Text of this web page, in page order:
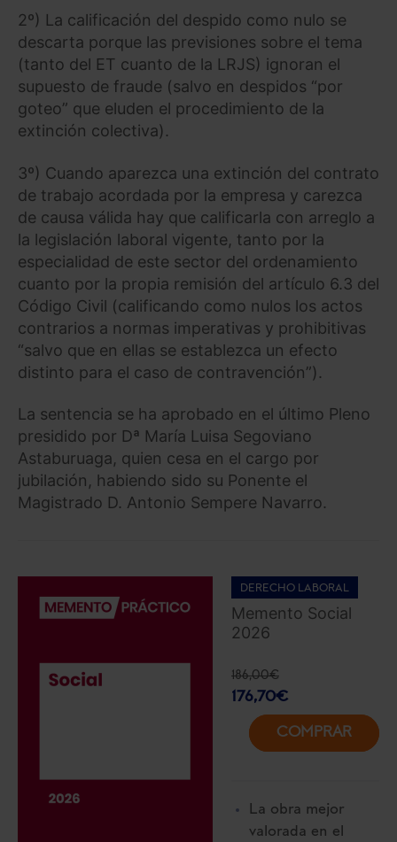
2º) La calificación del despido como nulo se
descarta porque las previsiones sobre el tema
(tanto del ET cuanto de la LRJS) ignoran el
supuesto de fraude (salvo en despidos “por
goteo” que eluden el procedimiento de la
extinción colectiva).
3º) Cuando aparezca una extinción del contrato
de trabajo acordada por la empresa y carezca
de causa válida hay que calificarla con arreglo a
la legislación laboral vigente, tanto por la
especialidad de este sector del ordenamiento
cuanto por la propia remisión del artículo 6.3 del
Código Civil (calificando como nulos los actos
contrarios a normas imperativas y prohibitivas
“salvo que en ellas se establezca un efecto
distinto para el caso de contravención”).
La sentencia se ha aprobado en el último Pleno
presidido por Dª María Luisa Segoviano
Astaburuaga, quien cesa en el cargo por
jubilación, habiendo sido su Ponente el
Magistrado D. Antonio Sempere Navarro.
DERECHO LABORAL
Memento Social
2026
186,00€
176,70€
COMPRAR
La obra mejor
valorada en el